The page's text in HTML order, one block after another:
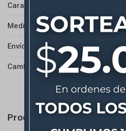
Características
Medios de pago
Envíos
Cambios y Devoluciones
Productos que te pueden